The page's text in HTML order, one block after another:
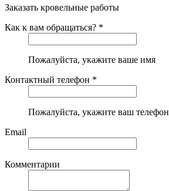
Заказать кровельные работы
Как к вам обращаться? *
Пожалуйста, укажите ваше имя
Контактный телефон *
Пожалуйста, укажите ваш телефон
Email
Комментарии